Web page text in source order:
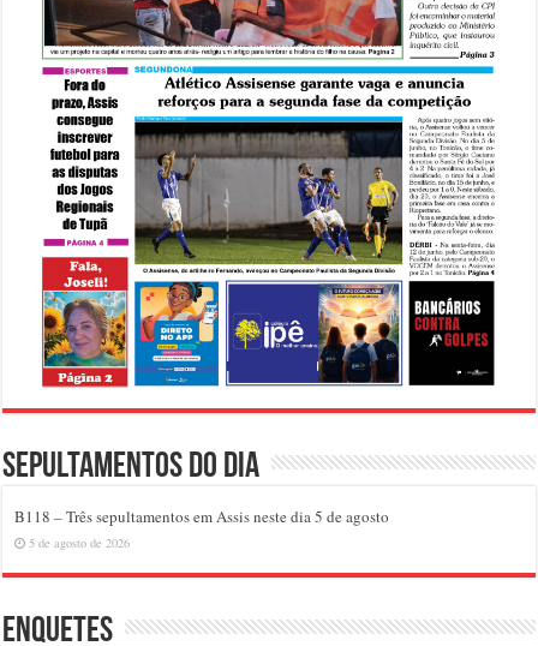
Sepultamentos do dia
B118 – Três sepultamentos em Assis neste dia 5 de agosto
5 de agosto de 2026
Enquetes